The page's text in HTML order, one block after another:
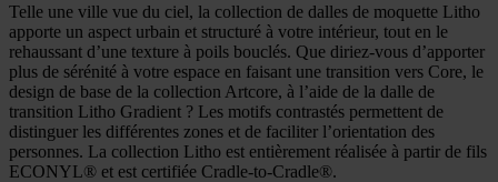
Telle une ville vue du ciel, la collection de dalles de moquette Litho
apporte un aspect urbain et structuré à votre intérieur, tout en le
rehaussant d’une texture à poils bouclés. Que diriez-vous d’apporter
plus de sérénité à votre espace en faisant une transition vers Core, le
design de base de la collection Artcore, à l’aide de la dalle de
transition Litho Gradient ? Les motifs contrastés permettent de
distinguer les différentes zones et de faciliter l’orientation des
personnes. La collection Litho est entièrement réalisée à partir de fils
ECONYL® et est certifiée Cradle-to-Cradle®.